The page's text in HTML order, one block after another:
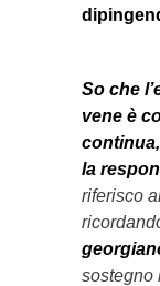
So che
vene è
la
riferisco
sostegno